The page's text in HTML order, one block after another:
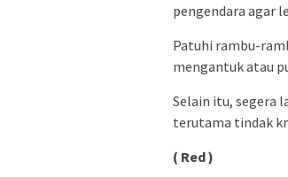
pengendara agar
Patuhi rambu-
mengantuk atau
Selain itu, segera
terutama tindak
( Red )